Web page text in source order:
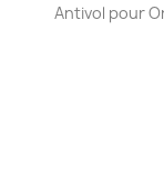
Antivol pour